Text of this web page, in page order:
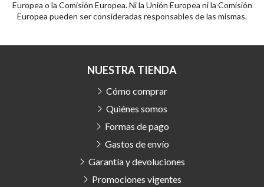
Europea o la Comisión Europea. Ni la Unión Europea ni la Comisión
Europea pueden ser consideradas responsables de las mismas.
NUESTRA TIENDA
Cómo comprar
Quiénes somos
Formas de pago
Gastos de envío
Garantía y devoluciones
Promociones vigentes